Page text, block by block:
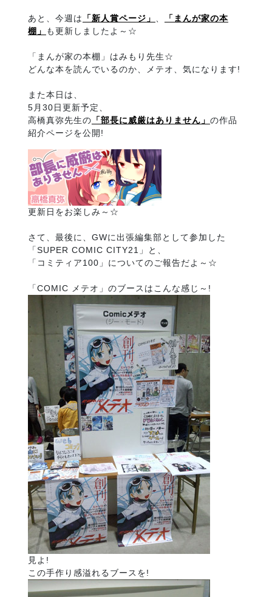
あと、今週は 「新人賞ページ」
「まんが家の本
棚」
も更新しましたよ～☆
「まんが家の本棚」はみもり先生☆
どんな本を読んでいるのか、メテオ、気になります!
また本日は、
5月30日更新予定、
高橋真弥先生の 「部長に威厳はありません」 の作品
紹介ページを公開!
更新日をお楽しみ～☆
さて、最後に、GWに出張編集部として参加した
「SUPER COMIC CITY21」と、
「コミティア100」についてのご報告だよ～☆
「COMIC メテオ」のブースはこんな感じ～!
見よ!
この手作り感溢れるブースを!